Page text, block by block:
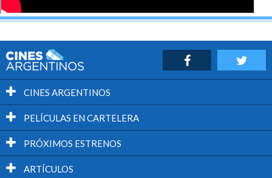
CINES ARGENTINOS
PELÍCULAS EN CARTELERA
PRÓXIMOS ESTRENOS
ARTÍCULOS